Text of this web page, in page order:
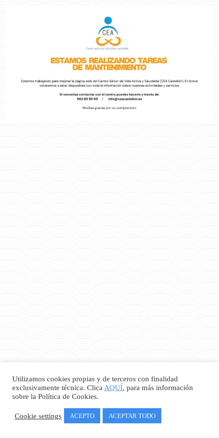
Utilizamos cookies propias y de terceros con finalidad
exclusivamente técnica. Clica AQUÍ, para más información
sobre la Política de Cookies.
Cookie settings ACEPTO ACEPTAR TODO